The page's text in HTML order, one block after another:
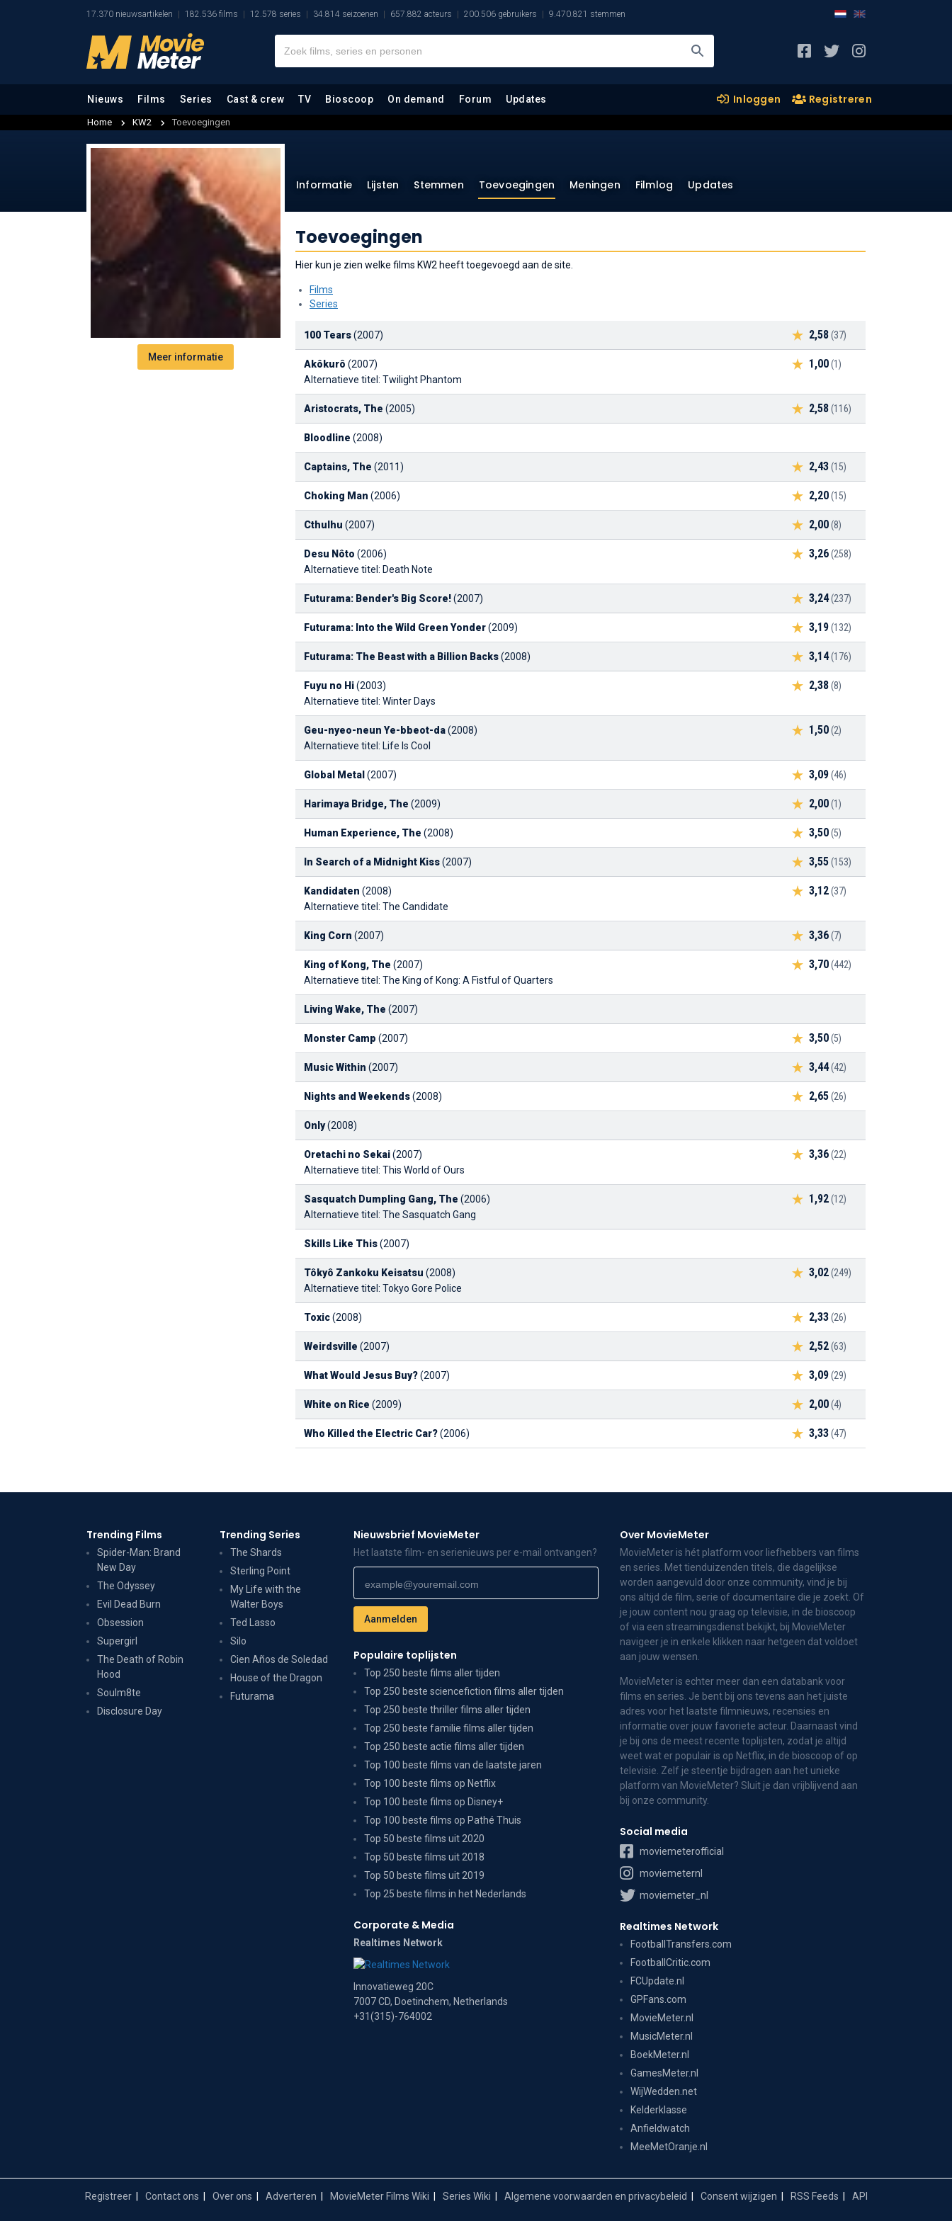
17.370 nieuwsartikelen 182.536 films 12.578 series 34.814 seizoenen 657.882 acteurs 200.506 gebruikers 9.470.821 stemmen
Nieuws Films Series Cast & crew TV Bioscoop On demand Forum Updates Inloggen Registreren
Home KW2 Toevoegingen
Meer informatie
Informatie Lijsten Stemmen Toevoegingen Meningen Filmlog Updates
Toevoegingen
Hier kun je zien welke films KW2 heeft toegevoegd aan de site.
Films
Series
2,58(37)
100 Tears(2007)
1,00(1)
Akôkurô (2007)
Alternatieve titel: Twilight Phantom
2,58(116)
Aristocrats, The (2005)
Bloodline (2008)
2,43(15)
Captains, The (2011)
2,20(15)
Choking Man (2006)
2,00(8)
Cthulhu (2007)
3,26(258)
Desu Nôto (2006)
Alternatieve titel: Death Note
3,24(237)
Futurama: Bender's Big Score!(2007)
3,19(132)
Futurama: Into the Wild Green Yonder(2009)
3,14(176)
Futurama: The Beast with a Billion Backs(2008)
2,38(8)
Fuyu no Hi(2003)
Alternatieve titel: Winter Days
1,50(2)
Geu-nyeo-neun Ye-bbeot-da(2008)
Alternatieve titel: Life Is Cool
3,09(46)
Global Metal (2007)
2,00(1)
Harimaya Bridge, The (2009)
3,50(5)
Human Experience, The (2008)
3,55(153)
In Search of a Midnight Kiss(2007)
3,12(37)
Kandidaten (2008)
Alternatieve titel: The Candidate
3,36(7)
King Corn (2007)
3,70(442)
King of Kong, The (2007)
Alternatieve titel: The King of Kong: A Fistful of Quarters
Living Wake, The (2007)
3,50(5)
Monster Camp (2007)
3,44(42)
Music Within (2007)
2,65(26)
Nights and Weekends(2008)
Only(2008)
3,36(22)
Oretachi no Sekai(2007)
Alternatieve titel: This World of Ours
1,92(12)
Sasquatch Dumpling Gang, The (2006)
Alternatieve titel: The Sasquatch Gang
Skills Like This(2007)
3,02(249)
Tôkyô Zankoku Keisatsu (2008)
Alternatieve titel: Tokyo Gore Police
2,33(26)
Toxic(2008)
2,52(63)
Weirdsville (2007)
3,09(29)
What Would Jesus Buy?(2007)
2,00(4)
White on Rice (2009)
3,33(47)
Who Killed the Electric Car?(2006)
Trending Films
Spider-Man: Brand
New Day
The Odyssey
Evil Dead Burn
Obsession
Supergirl
The Death of Robin
Hood
Soulm8te
Disclosure Day
Trending Series
The Shards
Sterling Point
My Life with the
Walter Boys
Ted Lasso
Silo
Cien Años de Soledad
House of the Dragon
Futurama
Nieuwsbrief MovieMeter
Het laatste film- en serienieuws per e-mail ontvangen?
Populaire toplijsten
Top 250 beste films aller tijden
Top 250 beste sciencefiction films aller tijden
Top 250 beste thriller films aller tijden
Top 250 beste familie films aller tijden
Top 250 beste actie films aller tijden
Top 100 beste films van de laatste jaren
Top 100 beste films op Netflix
Top 100 beste films op Disney+
Top 100 beste films op Pathé Thuis
Top 50 beste films uit 2020
Top 50 beste films uit 2018
Top 50 beste films uit 2019
Top 25 beste films in het Nederlands
Corporate & Media
Realtimes Network
Innovatieweg 20C
7007 CD, Doetinchem, Netherlands
+31(315)-764002
Over MovieMeter
MovieMeter is hét platform voor liefhebbers van films
en series. Met tienduizenden titels, die dagelijkse
worden aangevuld door onze community, vind je bij
ons altijd de film, serie of documentaire die je zoekt. Of
je jouw content nou graag op televisie, in de bioscoop
of via een streamingsdienst bekijkt, bij MovieMeter
navigeer je in enkele klikken naar hetgeen dat voldoet
aan jouw wensen.
MovieMeter is echter meer dan een databank voor
films en series. Je bent bij ons tevens aan het juiste
adres voor het laatste filmnieuws, recensies en
informatie over jouw favoriete acteur. Daarnaast vind
je bij ons de meest recente toplijsten, zodat je altijd
weet wat er populair is op Netflix, in de bioscoop of op
televisie. Zelf je steentje bijdragen aan het unieke
platform van MovieMeter? Sluit je dan vrijblijvend aan
bij onze community.
Social media
moviemeterofficial
moviemeternl
moviemeter_nl
Realtimes Network
FootballTransfers.com
FootballCritic.com
FCUpdate.nl
GPFans.com
MovieMeter.nl
MusicMeter.nl
BoekMeter.nl
GamesMeter.nl
WijWedden.net
Kelderklasse
Anfieldwatch
MeeMetOranje.nl
Registreer Contact ons Over ons Adverteren MovieMeter Films Wiki Series Wiki Algemene voorwaarden en privacybeleid Consent wijzigen RSS Feeds API